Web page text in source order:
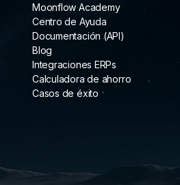
Moonflow Academy
Centro de Ayuda
Documentación (API)
Blog
Integraciones ERPs
Calculadora de ahorro
Casos de éxito